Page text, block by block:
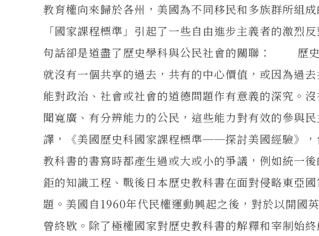
教育權向來歸於各州，美國為不同移民和多族群所組
「國家課程標準」引起了一些自由進步主義者的激烈
句話卻是道盡了歷史學科與公民社會的關聯： 歷史
就沒有一個共享的過去，共有的中心價值，或因為過
能對政治、社會或社會的道德問題作有意義的深究。
聞寬廣、有分辨能力的公民，這些能力對有效的參與
譯，《美國歷史科國家課程標準──探討美國經驗
教科書的書寫時都產生過或大或小的爭議，例如統一
鉅的知識工程、戰後日本歷史教科書在面對侵略東亞
題。美國自1960年代民權運動興起之後，對於以開國
曾終歇。除了極權國家對歷史教科書的解釋和宰制始